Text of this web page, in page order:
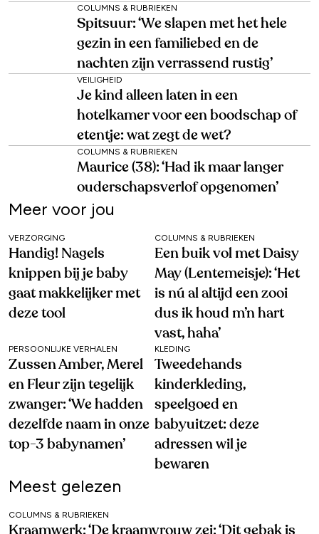
COLUMNS & RUBRIEKEN
Spitsuur: ‘We slapen met het hele
gezin in een familiebed en de
nachten zijn verrassend rustig’
VEILIGHEID
Je kind alleen laten in een
hotelkamer voor een boodschap of
etentje: wat zegt de wet?
COLUMNS & RUBRIEKEN
Maurice (38): ‘Had ik maar langer
ouderschapsverlof opgenomen’
Meer voor jou
VERZORGING
Handig! Nagels
knippen bij je baby
gaat makkelijker met
deze tool
COLUMNS & RUBRIEKEN
Een buik vol met Daisy
May (Lentemeisje): ‘Het
is nú al altijd een zooi
dus ik houd m’n hart
vast, haha’
PERSOONLIJKE VERHALEN
Zussen Amber, Merel
en Fleur zijn tegelijk
zwanger: ‘We hadden
dezelfde naam in onze
top-3 babynamen’
KLEDING
Tweedehands
kinderkleding,
speelgoed en
babyuitzet: deze
adressen wil je
bewaren
Meest gelezen
COLUMNS & RUBRIEKEN
Kraamwerk: ‘De kraamvrouw zei: ‘Dit gebak is